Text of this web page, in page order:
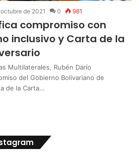
de 2021 0 981
compromiso con
inclusivo y Carta de la
Multilaterales, Rubén Darío
del Gobierno Bolivariano de
de la Carta…